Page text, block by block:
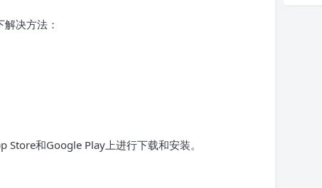
决方法：
和Google Play上进行下载和安装。